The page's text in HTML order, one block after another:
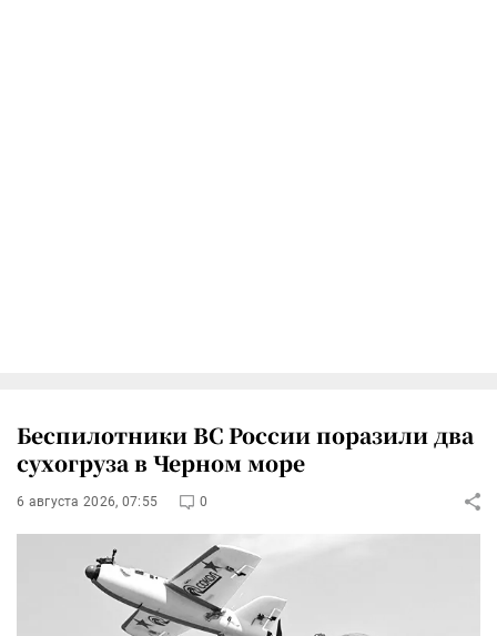
Беспилотники ВС России поразили два
сухогруза в Черном море
6 августа 2026, 07:55 0